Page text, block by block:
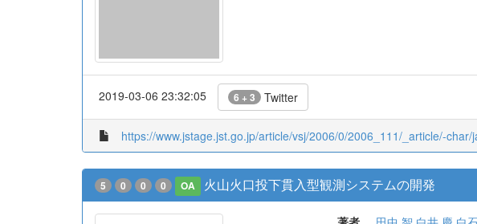
2019-03-06 23:32:05 6 + 3
https://www.jstage.jst.go.jp/article/vsj/2006/0/2006_111/_article/-char/ja/